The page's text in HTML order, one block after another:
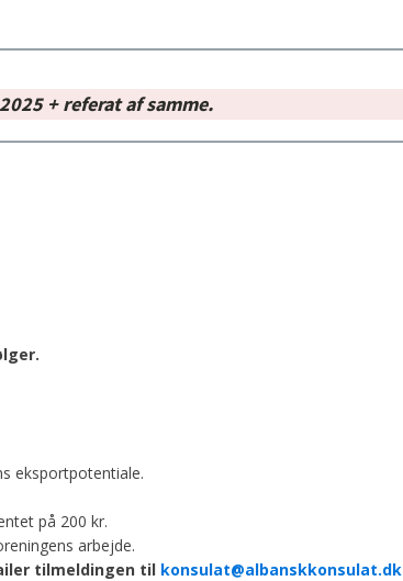
+ referat af samme.
eksportpotentiale.
på 200 kr.
arbejde.
tilmeldingen til konsulat@albanskkonsulat.dk